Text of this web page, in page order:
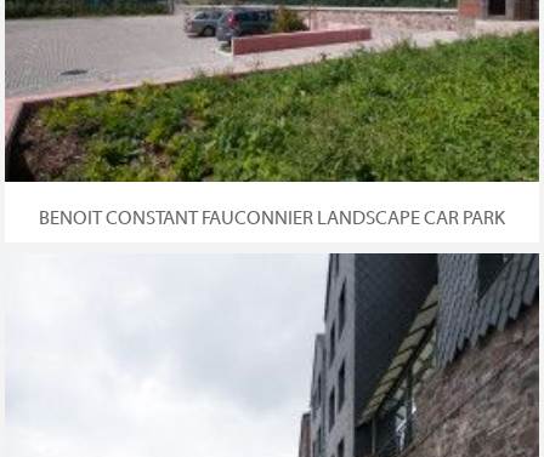
BENOIT CONSTANT FAUCONNIER LANDSCAPE CAR PARK